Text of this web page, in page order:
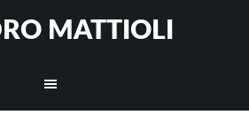
MATTIOLI